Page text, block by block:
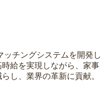
ッチングシステムを開発し
給を実現しながら、家事
し、業界の革新に貢献。